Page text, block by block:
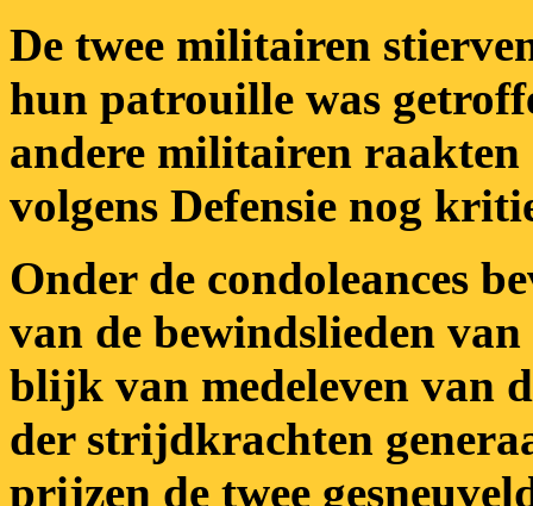
De twee militairen
hun patrouille was
andere militairen raakten
volgens Defensie nog
Onder de condoleances
van de bewindslieden
blijk van medeleven van
der strijdkrachten
prijzen de twee